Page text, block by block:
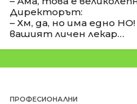
Директорът:
– Хм, да, но има едно НО!
вашият личен лекар…
ПРОФЕСИОНАЛНИ